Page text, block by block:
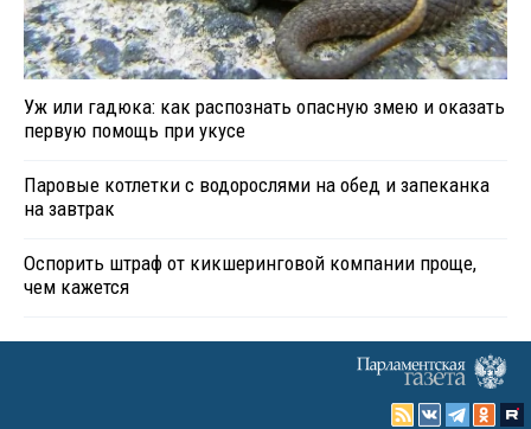
Уж или гадюка: как распознать опасную змею и оказать
первую помощь при укусе
Паровые котлетки с водорослями на обед и запеканка
на завтрак
Оспорить штраф от кикшеринговой компании проще,
чем кажется